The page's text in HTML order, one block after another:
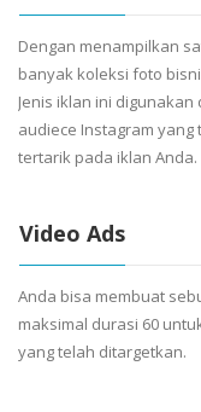
Dengan menampilkan
banyak koleksi foto
Jenis iklan ini
audiece Instagram
tertarik pada iklan Anda.
Video Ads
Anda bisa membuat
maksimal durasi 60
yang telah ditargetkan.